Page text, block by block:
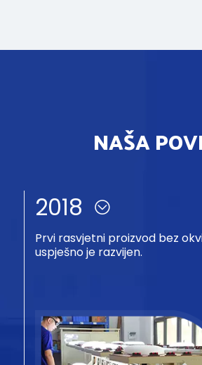
NAŠA
2019
Nadgradna svjetla bez okvira
tehničke prepreke i uspješno